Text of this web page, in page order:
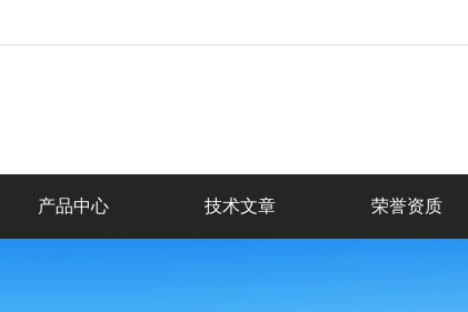
产品中心 技术文章 荣誉资质